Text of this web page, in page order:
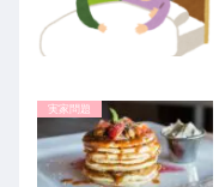
実家問題